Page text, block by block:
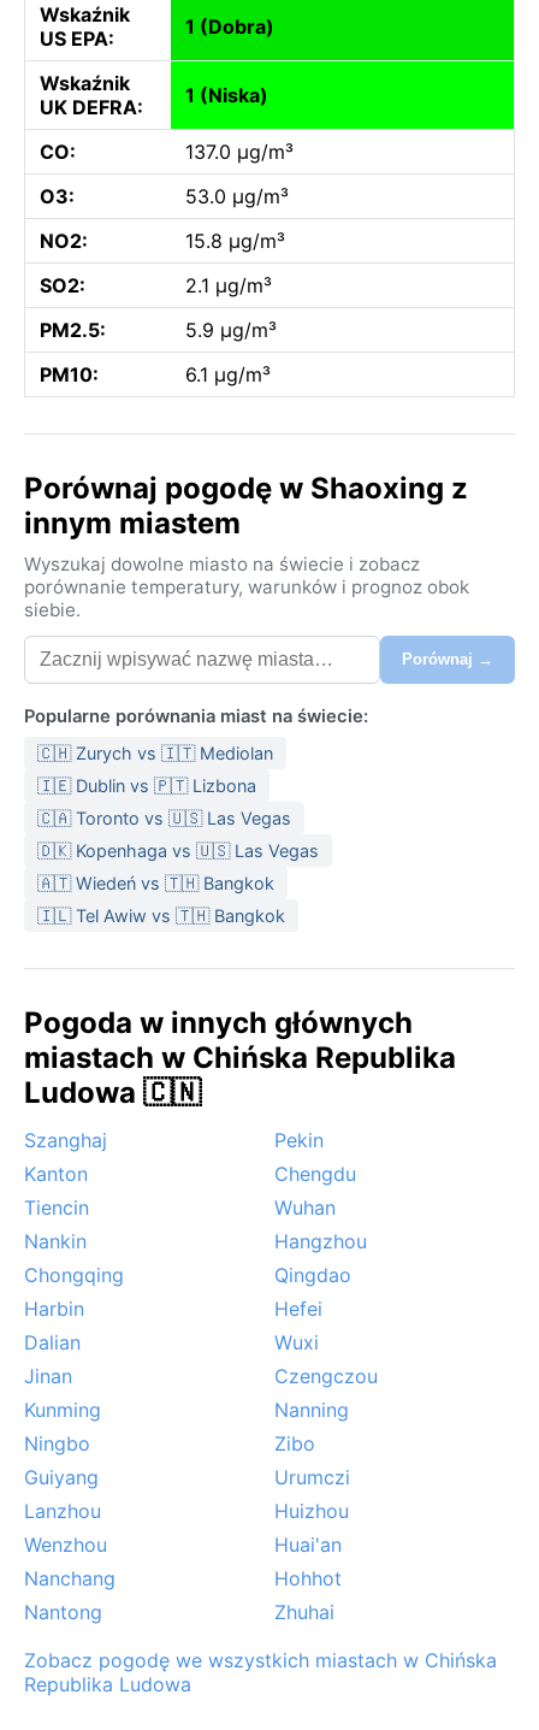
Wskaźnik
US EPA:
1 (Dobra)
Wskaźnik
UK DEFRA:
1 (Niska)
CO:
137.0 µg/m³
O3:
53.0 µg/m³
NO2:
15.8 µg/m³
SO2:
2.1 µg/m³
PM2.5:
5.9 µg/m³
PM10:
6.1 µg/m³
Porównaj pogodę w Shaoxing z
innym miastem
Wyszukaj dowolne miasto na świecie i zobacz
porównanie temperatury, warunków i prognoz obok
siebie.
Porównaj →
Popularne porównania miast na świecie:
🇨🇭 Zurych vs 🇮🇹 Mediolan
🇮🇪 Dublin vs 🇵🇹 Lizbona
🇨🇦 Toronto vs 🇺🇸 Las Vegas
🇩🇰 Kopenhaga vs 🇺🇸 Las Vegas
🇦🇹 Wiedeń vs 🇹🇭 Bangkok
🇮🇱 Tel Awiw vs 🇹🇭 Bangkok
Pogoda w innych głównych
miastach w Chińska Republika
Ludowa 🇨🇳
Szanghaj
Pekin
Kanton
Chengdu
Tiencin
Wuhan
Nankin
Hangzhou
Chongqing
Qingdao
Harbin
Hefei
Dalian
Wuxi
Jinan
Czengczou
Kunming
Nanning
Ningbo
Zibo
Guiyang
Urumczi
Lanzhou
Huizhou
Wenzhou
Huai'an
Nanchang
Hohhot
Nantong
Zhuhai
Zobacz pogodę we wszystkich miastach w Chińska
Republika Ludowa